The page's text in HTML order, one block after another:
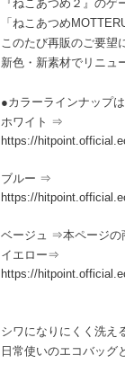
『ねこあつめ２』のゲ
「ねこあつめ
このたび再販のご要望
新色・新素材でリニュ
●カラーラインナップは
ホワイト ⇒
https://
ブルー ⇒
https://
ベージュ ⇒本ページの
イエロー⇒
https://
シワになりにくく洗え
日常使いのエコバッグ